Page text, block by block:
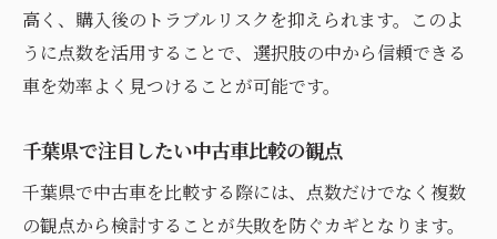
高く、購入後のトラブルリスクを抑えられます。このよ
うに点数を活用することで、選択肢の中から信頼できる
車を効率よく見つけることが可能です。
千葉県で注目したい中古車比較の観点
千葉県で中古車を比較する際には、点数だけでなく複数
の観点から検討することが失敗を防ぐカギとなります。